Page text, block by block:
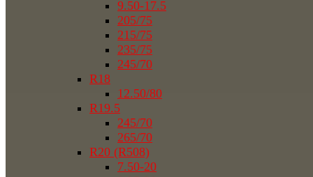
9.50-17.5
205/75
215/75
235/75
245/70
R18
12.50/80
R19.5
245/70
265/70
R20 (R508)
7.50-20